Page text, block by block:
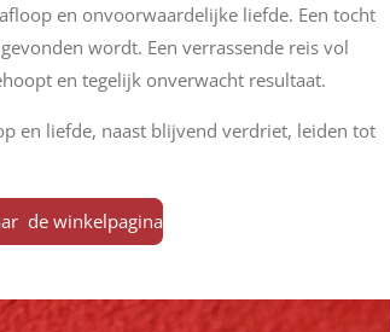
en onvoorwaardelijke liefde. Een tocht
wordt. Een verrassende reis vol
en tegelijk onverwacht resultaat.
en liefde, naast blijvend verdriet, leiden tot
de winkelpagina